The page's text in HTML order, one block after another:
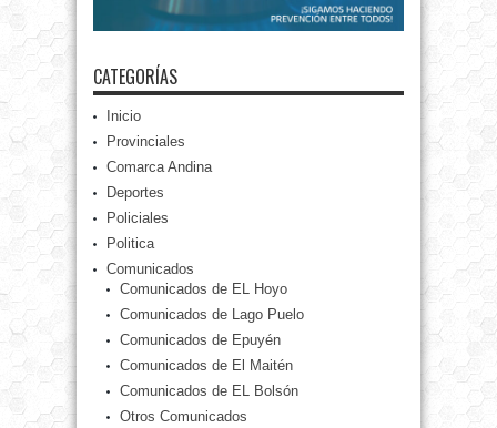
CATEGORÍAS
Inicio
Provinciales
Comarca Andina
Deportes
Policiales
Politica
Comunicados
Comunicados de EL Hoyo
Comunicados de Lago Puelo
Comunicados de Epuyén
Comunicados de El Maitén
Comunicados de EL Bolsón
Otros Comunicados